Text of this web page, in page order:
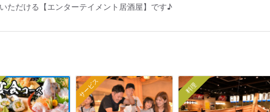
ただける【エンターテイメント居酒屋】です♪
サービス 料理